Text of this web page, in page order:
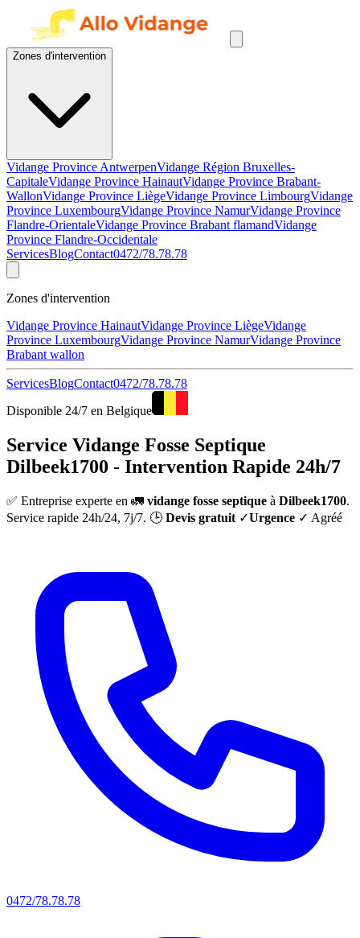
Zones d'intervention
Vidange Province AntwerpenVidange Région Bruxelles-
CapitaleVidange Province HainautVidange Province Brabant-
WallonVidange Province LiègeVidange Province LimbourgVidange
Province LuxembourgVidange Province NamurVidange Province
Flandre-OrientaleVidange Province Brabant flamandVidange
Province Flandre-Occidentale
ServicesBlogContact0472/78.78.78
Zones d'intervention
Vidange Province HainautVidange Province LiègeVidange
Province LuxembourgVidange Province NamurVidange Province
Brabant wallon
ServicesBlogContact0472/78.78.78
Disponible 24/7 en Belgique
Service Vidange Fosse Septique
Dilbeek1700 - Intervention Rapide 24h/7
✅ Entreprise experte en 🚛 vidange fosse septique à Dilbeek1700.
Service rapide 24h/24, 7j/7. 🕒 Devis gratuit ✓Urgence ✓ Agréé
0472/78.78.78